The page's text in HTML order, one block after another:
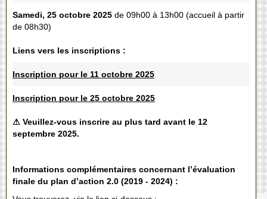
Samedi, 25 octobre 2025 de 09h00 à 13h00 (accueil à partir
de 08h30)
Liens vers les inscriptions :
Inscription pour le 11 octobre 2025
Inscription pour le 25 octobre 2025
⚠ Veuillez-vous inscrire au plus tard avant le 12
septembre 2025.
Informations complémentaires concernant l’évaluation
finale du plan d’action 2.0 (2019 - 2024) :